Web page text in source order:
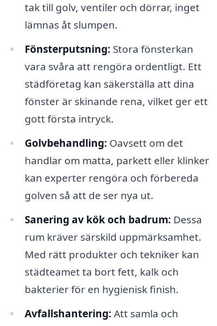
tak till golv, ventiler och dörrar, inget
lämnas åt slumpen.
Fönsterputsning: Stora fönsterkan
vara svåra att rengöra ordentligt. Ett
städföretag kan säkerställa att dina
fönster är skinande rena, vilket ger ett
gott första intryck.
Golvbehandling: Oavsett om det
handlar om matta, parkett eller klinker
kan experter rengöra och förbereda
golven så att de ser nya ut.
Sanering av kök och badrum: Dessa
rum kräver särskild uppmärksamhet.
Med rätt produkter och tekniker kan
städteamet ta bort fett, kalk och
bakterier för en hygienisk finish.
Avfallshantering: Att samla och